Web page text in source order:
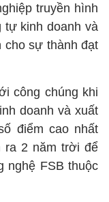
truyền hình
tự kinh doanh và
cho sự thành đạt
công chúng khi
doanh và xuất
điểm cao nhất
ra 2 năm trời để
nghệ FSB thuộc